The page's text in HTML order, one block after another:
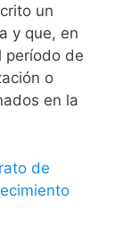
un
y que, en
período de
o
en la
de